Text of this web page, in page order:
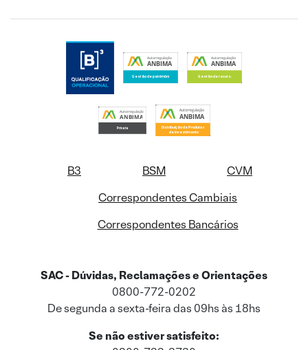
B3 BSM
CVM
Correspondentes Cambiais
Correspondentes Bancários
SAC - Dúvidas, Reclamações e Orientações
0800-772-0202
De segunda a sexta-feira das 09hs às 18hs
Se não estiver satisfeito: